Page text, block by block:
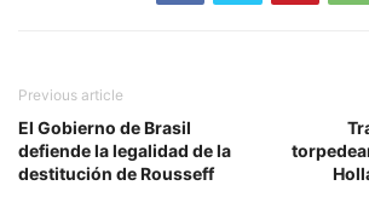
Previous article
El Gobierno de Brasil
defiende la legalidad de la
destitución de Rousseff